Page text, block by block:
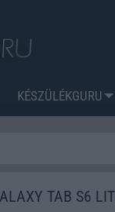
KÉSZÜLÉKGURU
TAB S6